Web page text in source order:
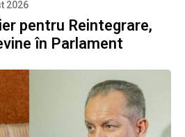
2026
pentru Reintegrare,
în Parlament